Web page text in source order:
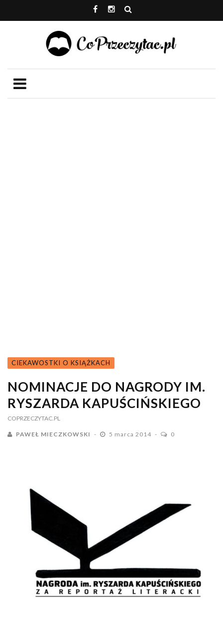
CIEKAWOSTKI O KSIĄŻKACH
NOMINACJE DO NAGRODY IM.
RYSZARDA KAPUŚCIŃSKIEGO
COPRZECZYTAC.PL
PAWEŁ MIECZKOWSKI 5 marca 2014 0